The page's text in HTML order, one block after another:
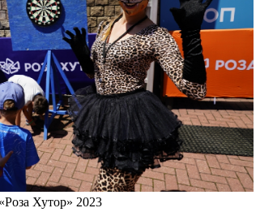
Хутор» 2023